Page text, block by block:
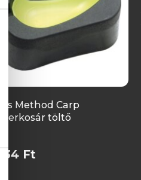
Method Carp
töltő
Ft